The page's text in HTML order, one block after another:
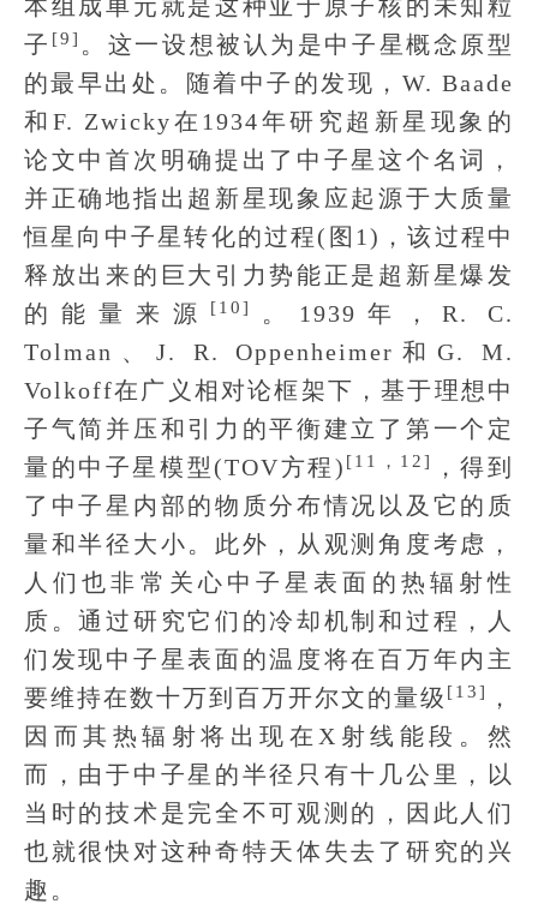
本组成单元就是这种亚于原子核的未知粒
子 [9] 。这一设想被认为是中子星概念原型
的最早出处。随着中子的发现，W. Baade
和F. Zwicky在1934年研究超新星现象的
论文中首次明确提出了中子星这个名词，
并正确地指出超新星现象应起源于大质量
恒星向中子星转化的过程(图1)，该过程中
释放出来的巨大引力势能正是超新星爆发
的能量来源
[10]
。1939年，R. C.
Tolman、J. R. Oppenheimer和G. M.
Volkoff在广义相对论框架下，基于理想中
子气简并压和引力的平衡建立了第一个定
量的中子星模型(TOV方程) [11，12]
，得到
了中子星内部的物质分布情况以及它的质
量和半径大小。此外，从观测角度考虑，
人们也非常关心中子星表面的热辐射性
质。通过研究它们的冷却机制和过程，人
们发现中子星表面的温度将在百万年内主
要维持在数十万到百万开尔文的量级 [13]
，
因而其热辐射将出现在X射线能段。然
而，由于中子星的半径只有十几公里，以
当时的技术是完全不可观测的，因此人们
也就很快对这种奇特天体失去了研究的兴
趣。